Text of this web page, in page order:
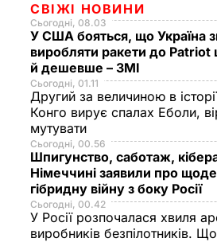
СВІЖІ НОВИНИ
Сьогодні, 08.03
У США бояться, що Україна
виробляти ракети до
й дешевше – ЗМІ
Сьогодні, 01.11
Другий за величиною в
Конго вирує спалах Еболи,
мутувати
Сьогодні, 00.56
Шпигунство, саботаж,
Німеччині заявили про
гібридну війну з боку Росії
Сьогодні, 00.42
У Росії розпочалася хвиля
виробників безпілотників.